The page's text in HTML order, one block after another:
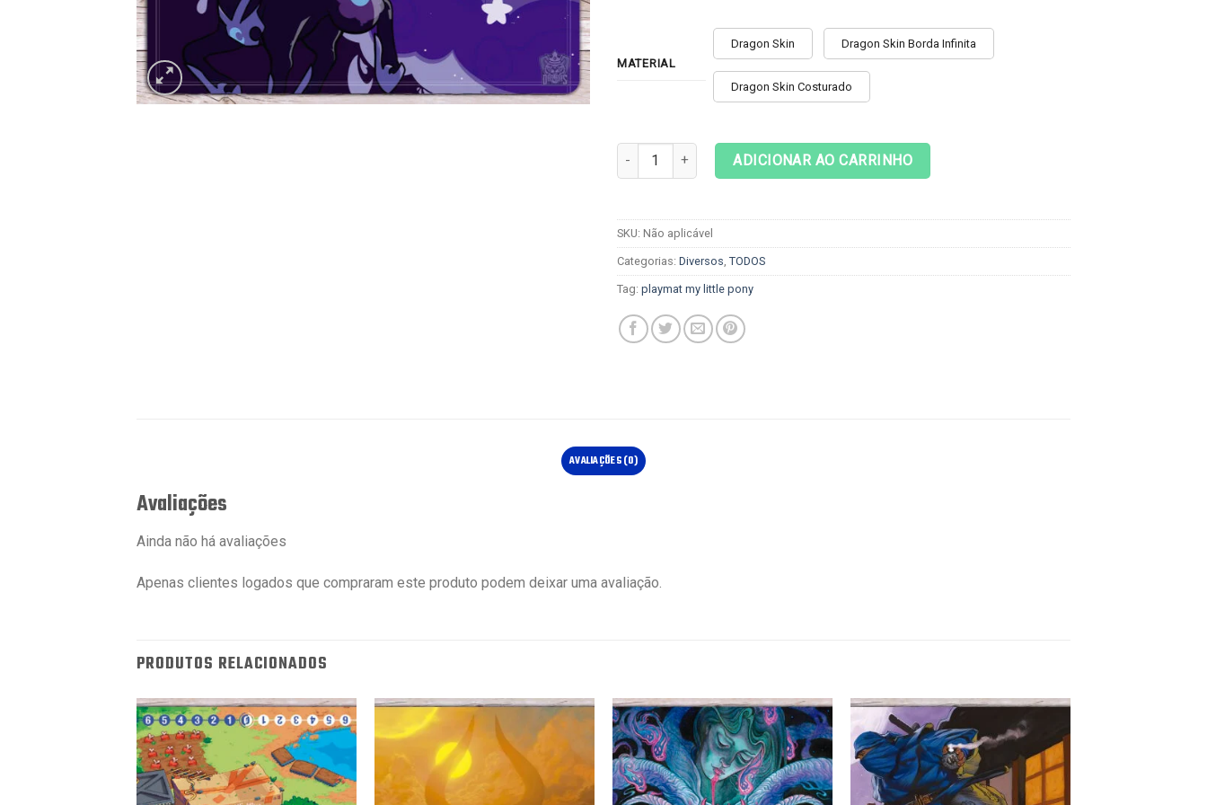
MATERIAL
Dragon Skin Dragon Skin Borda Infinita
Dragon Skin Costurado
Playmat Diversos - My Little Pony #1 quantidade
ADICIONAR AO CARRINHO
SKU: Não aplicável
Categorias: Diversos TODOS
Tag: playmat my little pony
AVALIAÇÕES (0)
Avaliações
Ainda não há avaliações
Apenas clientes logados que compraram este produto podem deixar uma avaliação.
PRODUTOS RELACIONADOS
Favoritar Favoritar Favoritar Favoritar